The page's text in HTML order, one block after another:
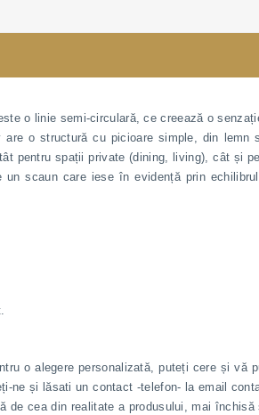
o linie semi-circulară, ce creează o
o structură cu picioare simple, din lemn
pentru spații private (dining, living), cât și
scaun care iese în evidență prin
o alegere personalizată, puteți cere și vă
ne și lăsati un contact -telefon- la email
de cea din realitate a produsului, mai